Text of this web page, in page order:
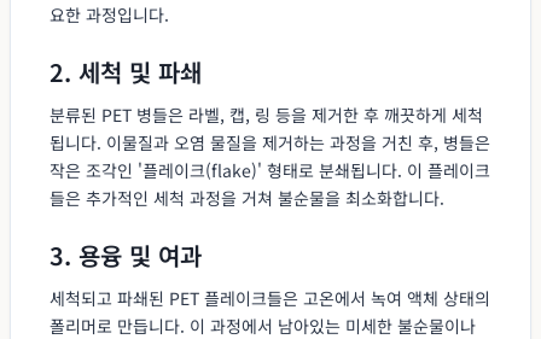
요한 과정입니다.
2. 세척 및 파쇄
분류된 PET 병들은 라벨, 캡, 링 등을 제거한 후 깨끗하게 세척
됩니다. 이물질과 오염 물질을 제거하는 과정을 거친 후, 병들은
작은 조각인 '플레이크(flake)' 형태로 분쇄됩니다. 이 플레이크
들은 추가적인 세척 과정을 거쳐 불순물을 최소화합니다.
3. 용융 및 여과
세척되고 파쇄된 PET 플레이크들은 고온에서 녹여 액체 상태의
폴리머로 만듭니다. 이 과정에서 남아있는 미세한 불순물이나